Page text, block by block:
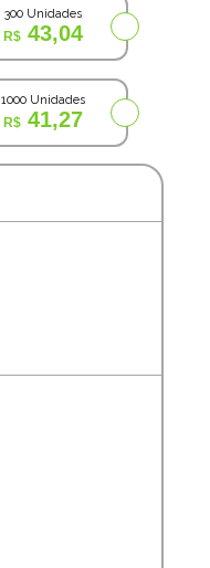
300 Unidades
43,04
1000 Unidades
41,27